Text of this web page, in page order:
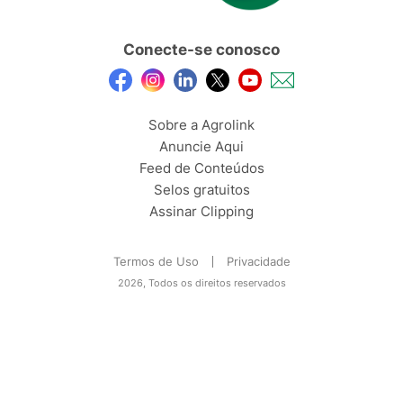
Conecte-se conosco
Sobre a Agrolink
Anuncie Aqui
Feed de Conteúdos
Selos gratuitos
Assinar Clipping
Termos de Uso Privacidade
2026, Todos os direitos reservados